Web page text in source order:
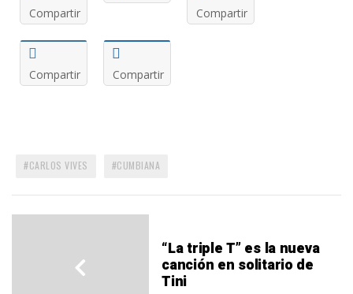
Compartir
Compartir
Compartir Compartir
CARLOS VIVES CUMBIANA
“La triple T” es la nueva
canción en solitario de
Tini